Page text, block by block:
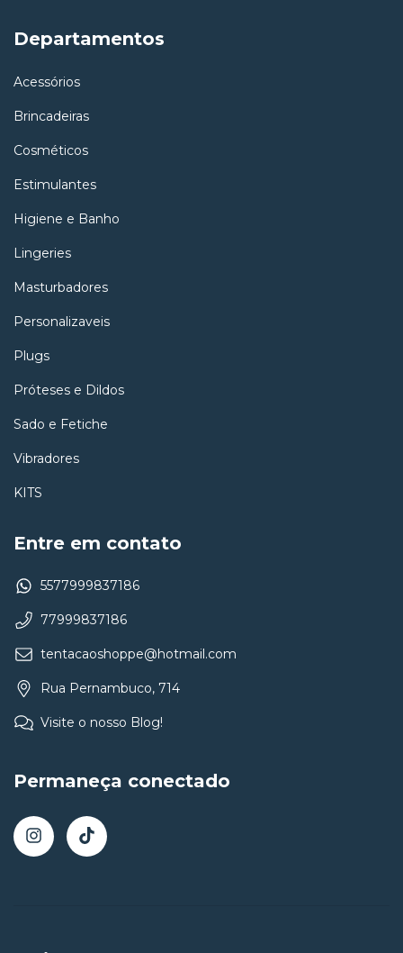
Departamentos
Acessórios
Brincadeiras
Cosméticos
Estimulantes
Higiene e Banho
Lingeries
Masturbadores
Personalizaveis
Plugs
Próteses e Dildos
Sado e Fetiche
Vibradores
KITS
Entre em contato
5577999837186
77999837186
tentacaoshoppe@hotmail.com
Rua Pernambuco, 714
Visite o nosso Blog!
Permaneça conectado